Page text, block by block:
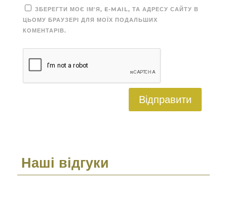
ЗБЕРЕГТИ МОЄ ІМ'Я, E-MAIL, ТА АДРЕСУ САЙТУ В
ЦЬОМУ БРАУЗЕРІ ДЛЯ МОЇХ ПОДАЛЬШИХ
КОМЕНТАРІВ.
Відправити
Наші відгуки